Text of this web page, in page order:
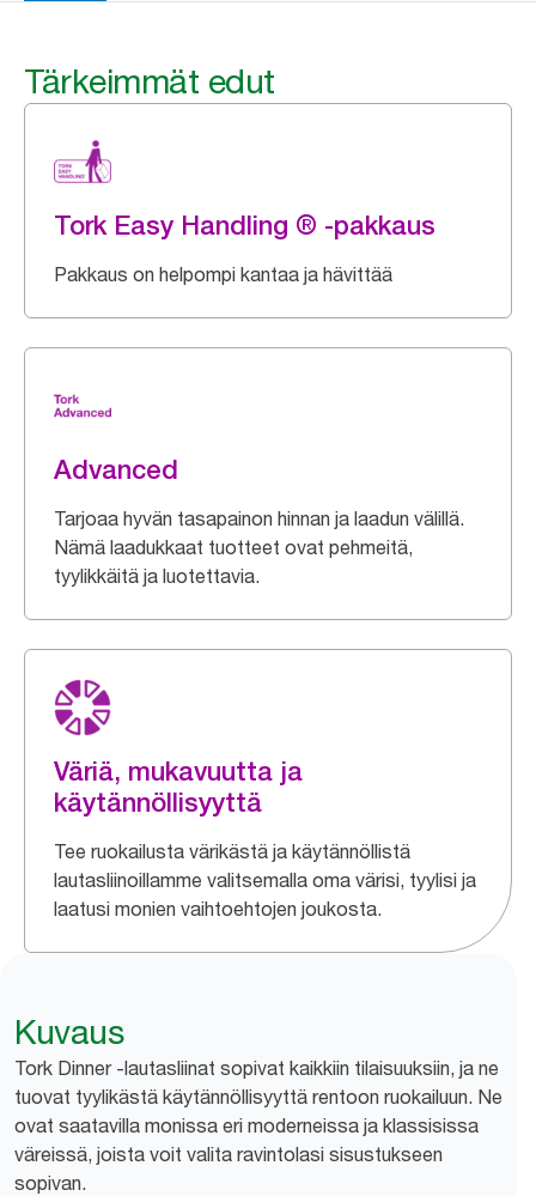
Tärkeimmät edut
Tork Easy Handling ® -pakkaus
Pakkaus on helpompi kantaa ja hävittää
Advanced
Tarjoaa hyvän tasapainon hinnan ja laadun välillä.
Nämä laadukkaat tuotteet ovat pehmeitä,
tyylikkäitä ja luotettavia.
Väriä, mukavuutta ja
käytännöllisyyttä
Tee ruokailusta värikästä ja käytännöllistä
lautasliinoillamme valitsemalla oma värisi, tyylisi ja
laatusi monien vaihtoehtojen joukosta.
Kuvaus
Tork Dinner -lautasliinat sopivat kaikkiin tilaisuuksiin, ja ne
tuovat tyylikästä käytännöllisyyttä rentoon ruokailuun. Ne
ovat saatavilla monissa eri moderneissa ja klassisissa
väreissä, joista voit valita ravintolasi sisustukseen
sopivan.